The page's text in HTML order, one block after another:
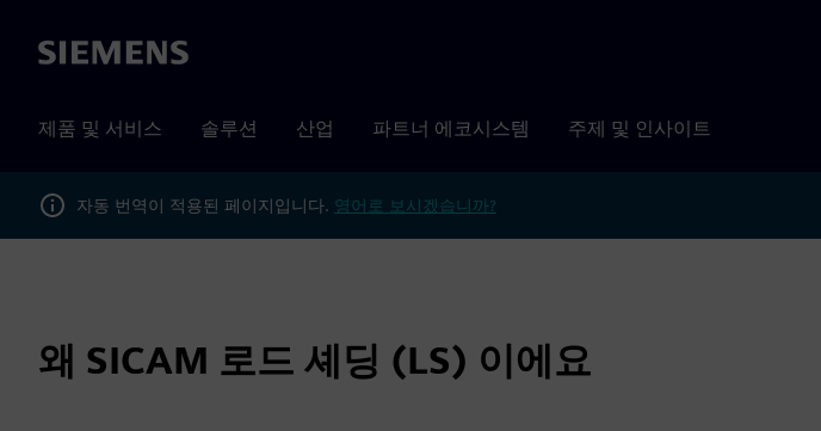
Siemens
제품 및 서비스 솔루션 산업 파트너 에코시스템 주제 및 인사이트
자동 번역이 적용된 페이지입니다. 영어로 보시겠습니까?
왜 SICAM 로드 셰딩 (LS) 이에요